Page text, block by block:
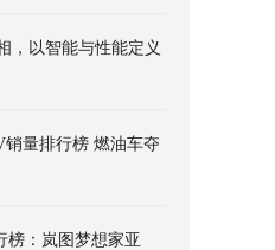
，以智能与性能定义
销量排行榜 燃油车夺
榜：岚图梦想家亚